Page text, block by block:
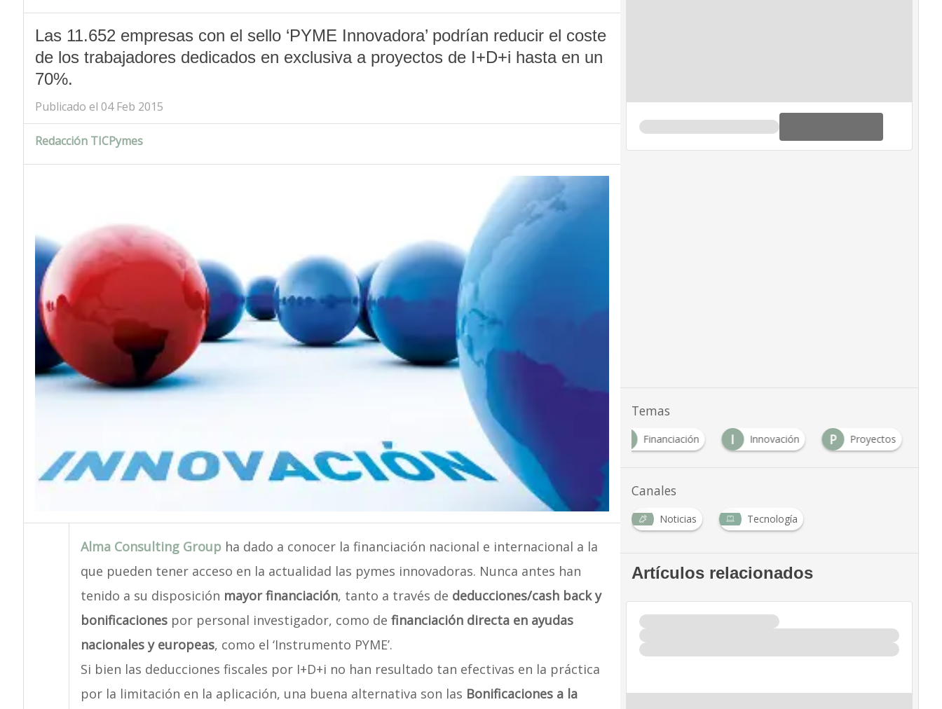
Las 11.652 empresas con el sello ‘PYME Innovadora’ podrían reducir el coste
de los trabajadores dedicados en exclusiva a proyectos de I+D+i hasta en un
70%.
Publicado el 04 Feb 2015
Redacción TICPymes
Alma Consulting Groupha dado a conocer la financiación nacional e internacional a la
que pueden tener acceso en la actualidad las pymes innovadoras. Nunca antes han
tenido a su disposición mayor financiación, tanto a través de deducciones/cash back y
bonificacionespor personal investigador, como de financiación directa en ayudas
nacionales y europeas, como el ‘Instrumento PYME’.
Si bien las deducciones fiscales por I+D+i no han resultado tan efectivas en la práctica
por la limitación en la aplicación, una buena alternativa son las Bonificaciones a la
Temas
Financiación I Innovación P Proyectos
Canales
Noticias Tecnología
Artículos relacionados